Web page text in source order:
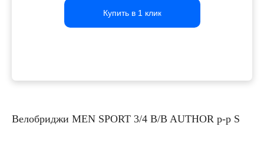
Купить в 1 клик
Купить в 1 клик
Купить в 1 клик
Велобриджи MEN SPORT 3/4 B/B AUTHOR р-р S